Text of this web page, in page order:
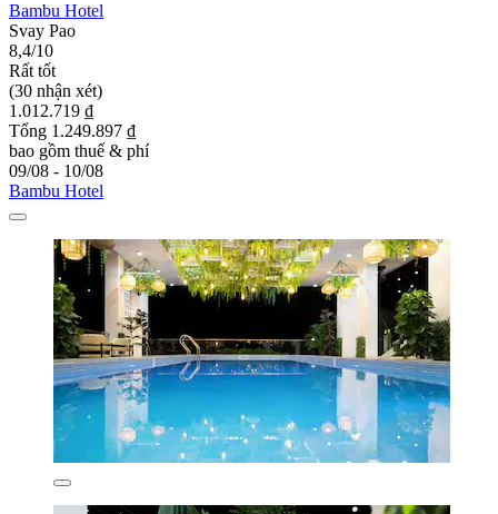
Bambu Hotel
Svay Pao
8,4/10
Rất tốt
(30 nhận xét)
1.012.719 ₫
Tổng 1.249.897 ₫
bao gồm thuế & phí
09/08 - 10/08
Bambu Hotel